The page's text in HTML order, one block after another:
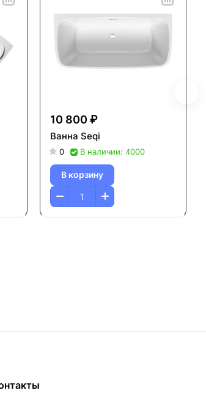
10 800 ₽
Ванна Seqi
0 В наличии: 4000
В корзину